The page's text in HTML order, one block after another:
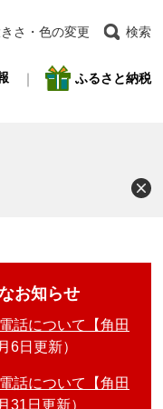
さ・色の変更 検索
ふるさと納税
お知らせ
話について【角田
6日更新
話について【角田
31日更新